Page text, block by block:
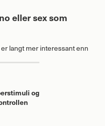
eller sex som
langt mer interessant enn
og